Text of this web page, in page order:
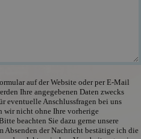
auf der Website oder per E-Mail
Ihre angegebenen Daten zwecks
eventuelle Anschlussfragen bei uns
wir nicht ohne Ihre vorherige
beachten Sie dazu gerne unsere
Absenden der Nachricht bestätige ich die